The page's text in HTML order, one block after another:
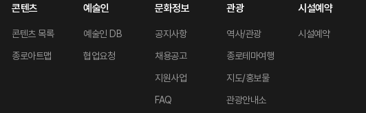
콘텐츠
콘텐츠 목록
종로아트맵
예술인
예술인 DB
협업요청
문화정보
공지사항
채용공고
지원사업
FAQ
관광
역사/관광
종로테마여행
지도/홍보물
관광안내소
시설예약
시설예약